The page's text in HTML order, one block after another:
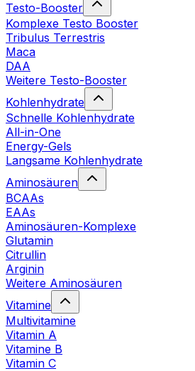
Testo-Booster
Komplexe Testo Booster
Tribulus Terrestris
Maca
DAA
Weitere Testo-Booster
Kohlenhydrate
Schnelle Kohlenhydrate
All-in-One
Energy-Gels
Langsame Kohlenhydrate
Aminosäuren
BCAAs
EAAs
Aminosäuren-Komplexe
Glutamin
Citrullin
Arginin
Weitere Aminosäuren
Vitamine
Multivitamine
Vitamin A
Vitamine B
Vitamin C